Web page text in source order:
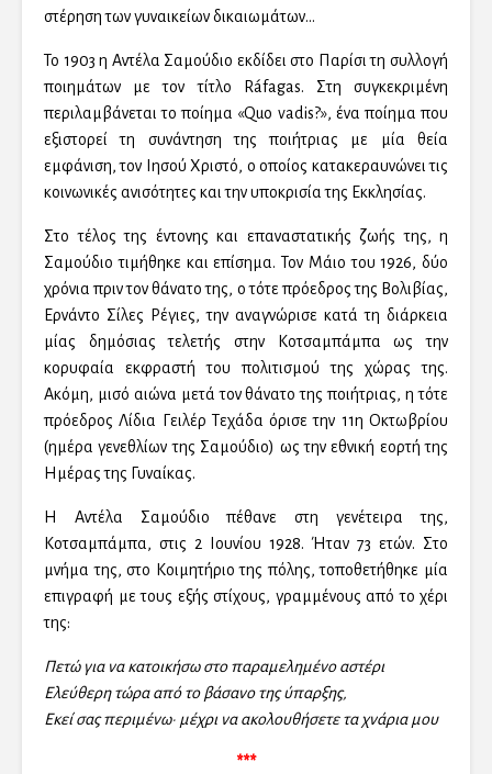
στέρηση των γυναικείων δικαιωμάτων…
Το 1903 η Αντέλα Σαμούδιο εκδίδει στο Παρίσι τη συλλογή
ποιημάτων με τον τίτλο Ráfagas. Στη συγκεκριμένη
περιλαμβάνεται το ποίημα «Quo vadis?», ένα ποίημα που
εξιστορεί τη συνάντηση της ποιήτριας με μία θεία
εμφάνιση, τον Ιησού Χριστό, ο οποίος κατακεραυνώνει τις
κοινωνικές ανισότητες και την υποκρισία της Εκκλησίας.
Στο τέλος της έντονης και επαναστατικής ζωής της, η
Σαμούδιο τιμήθηκε και επίσημα. Τον Μάιο του 1926, δύο
χρόνια πριν τον θάνατο της, ο τότε πρόεδρος της Βολιβίας,
Ερνάντο Σίλες Ρέγιες, την αναγνώρισε κατά τη διάρκεια
μίας δημόσιας τελετής στην Κοτσαμπάμπα ως την
κορυφαία εκφραστή του πολιτισμού της χώρας της.
Ακόμη, μισό αιώνα μετά τον θάνατο της ποιήτριας, η τότε
πρόεδρος Λίδια Γειλέρ Τεχάδα όρισε την 11η Οκτωβρίου
(ημέρα γενεθλίων της Σαμούδιο) ως την εθνική εορτή της
Ημέρας της Γυναίκας.
Η Αντέλα Σαμούδιο πέθανε στη γενέτειρα της,
Κοτσαμπάμπα, στις 2 Ιουνίου 1928. Ήταν 73 ετών. Στο
μνήμα της, στο Κοιμητήριο της πόλης, τοποθετήθηκε μία
επιγραφή με τους εξής στίχους, γραμμένους από το χέρι
της:
Πετώ για να κατοικήσω στο παραμελημένο αστέρι
Ελεύθερη τώρα από το βάσανο της ύπαρξης,
Εκεί σας περιμένω· μέχρι να ακολουθήσετε τα χνάρια μου
***